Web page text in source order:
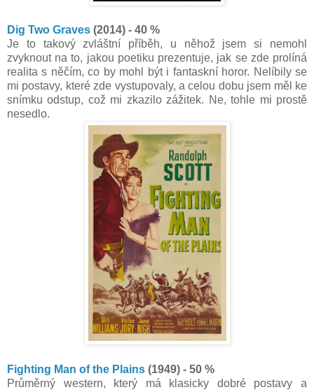
Dig Two Graves (2014) - 40 %
Je to takový zvláštní příběh, u něhož jsem si nemohl
zvyknout na to, jakou poetiku prezentuje, jak se zde prolíná
realita s něčím, co by mohl být i fantaskní horor. Nelíbily se
mi postavy, které zde vystupovaly, a celou dobu jsem měl ke
snímku odstup, což mi zkazilo zážitek. Ne, tohle mi prostě
nesedlo.
Fighting Man of the Plains (1949) - 50 %
Průměrný western, který má klasicky dobré postavy a